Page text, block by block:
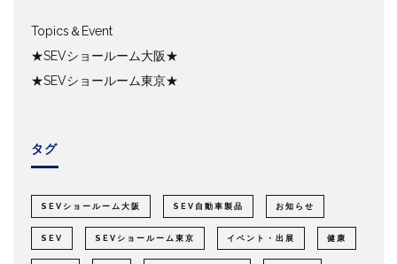
Topics＆Event
★SEVショールーム大阪★
★SEVショールーム東京★
タグ
SEVショールーム大阪 SEV自動車製品 お知らせ
SEV SEVショールーム東京 イベント・出展 健康